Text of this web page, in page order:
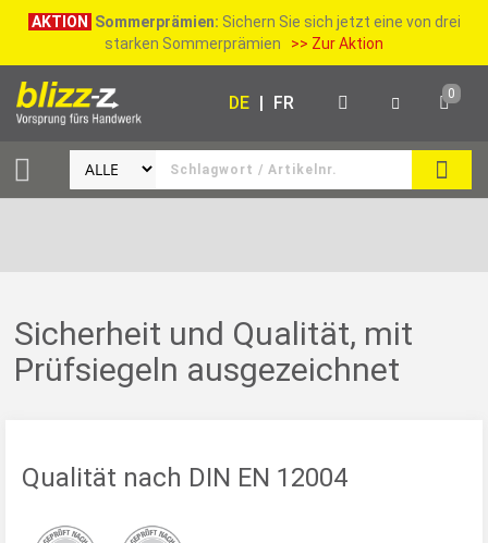
AKTION Sommerprämien: Sichern Sie sich jetzt eine von drei
starken Sommerprämien >> Zur Aktion
SUCHE
DE | FR 0
Sicherheit und Qualität, mit
Prüfsiegeln ausgezeichnet
Qualität nach DIN EN 12004